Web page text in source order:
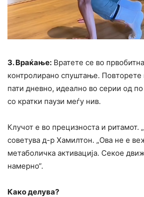
3. Враќање: Вратете се во
контролирано спуштање.
пати дневно, идеално во серии од
со кратки паузи меѓу нив.
Клучот е во прецизноста и ритамот.
советува д-р Хамилтон. „Ова не е
метаболичка активација. Секое
намерно“.
Како делува?